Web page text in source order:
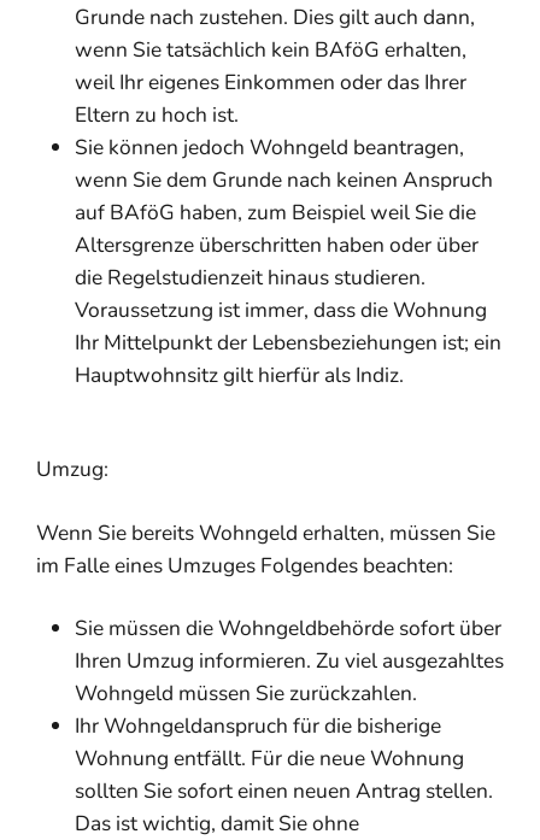
Grunde nach zustehen. Dies gilt auch dann,
wenn Sie tatsächlich kein BAföG erhalten,
weil Ihr eigenes Einkommen oder das Ihrer
Eltern zu hoch ist.
Sie können jedoch Wohngeld beantragen,
wenn Sie dem Grunde nach keinen Anspruch
auf BAföG haben, zum Beispiel weil Sie die
Altersgrenze überschritten haben oder über
die Regelstudienzeit hinaus studieren.
Voraussetzung ist immer, dass die Wohnung
Ihr Mittelpunkt der Lebensbeziehungen ist; ein
Hauptwohnsitz gilt hierfür als Indiz.
Umzug:
Wenn Sie bereits Wohngeld erhalten, müssen Sie
im Falle eines Umzuges Folgendes beachten:
Sie müssen die Wohngeldbehörde sofort über
Ihren Umzug informieren. Zu viel ausgezahltes
Wohngeld müssen Sie zurückzahlen.
Ihr Wohngeldanspruch für die bisherige
Wohnung entfällt. Für die neue Wohnung
sollten Sie sofort einen neuen Antrag stellen.
Das ist wichtig, damit Sie ohne